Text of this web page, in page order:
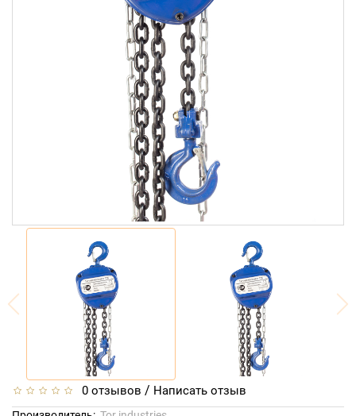
0 отзывов / Написать отзыв